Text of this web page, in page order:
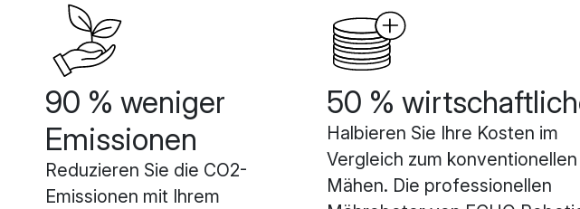
90 % weniger
Emissionen
Reduzieren Sie die CO2-
Emissionen mit Ihrem
50 %
Halbieren Sie Ihre Kosten im
Vergleich zum konventionellen
Mähen. Die professionellen